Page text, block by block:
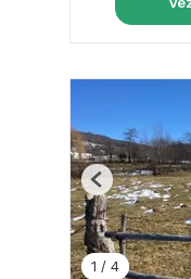
1 / 4
Previous